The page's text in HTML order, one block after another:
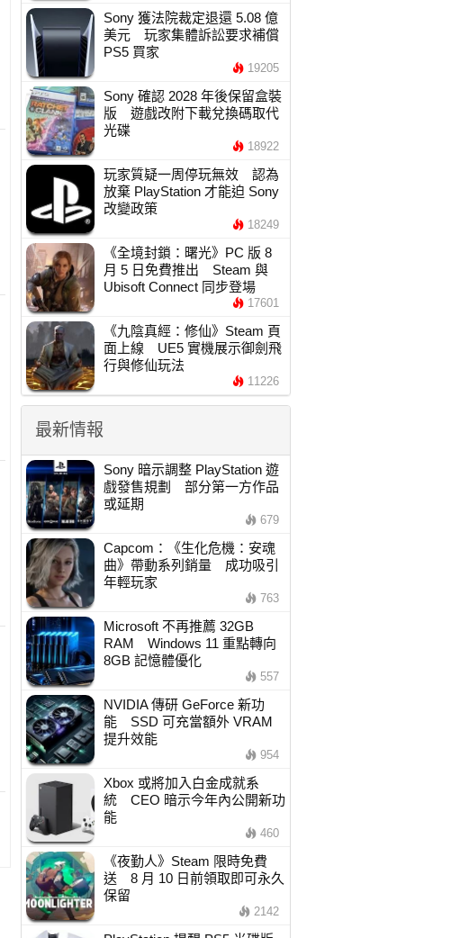
Sony 獲法院裁定退還 5.08 億
美元 玩家集體訴訟要求補償
PS5 買家
19205
Sony 確認 2028 年後保留盒裝
版 遊戲改附下載兌換碼取代
光碟
18922
玩家質疑一周停玩無效 認為
放棄 PlayStation 才能迫 Sony
改變政策
18249
《全境封鎖：曙光》PC 版 8
月 5 日免費推出 Steam 與
Ubisoft Connect 同步登場
17601
《九陰真經：修仙》Steam 頁
面上線 UE5 實機展示御劍飛
行與修仙玩法
11226
最新情報
Sony 暗示調整 PlayStation 遊
戲發售規劃 部分第一方作品
或延期
679
Capcom：《生化危機：安魂
曲》帶動系列銷量 成功吸引
年輕玩家
763
Microsoft 不再推薦 32GB
RAM Windows 11 重點轉向
8GB 記憶體優化
557
NVIDIA 傳研 GeForce 新功
能 SSD 可充當額外 VRAM
提升效能
954
Xbox 或將加入白金成就系
統 CEO 暗示今年內公開新功
能
460
《夜勤人》Steam 限時免費
送 8 月 10 日前領取即可永久
保留
2142